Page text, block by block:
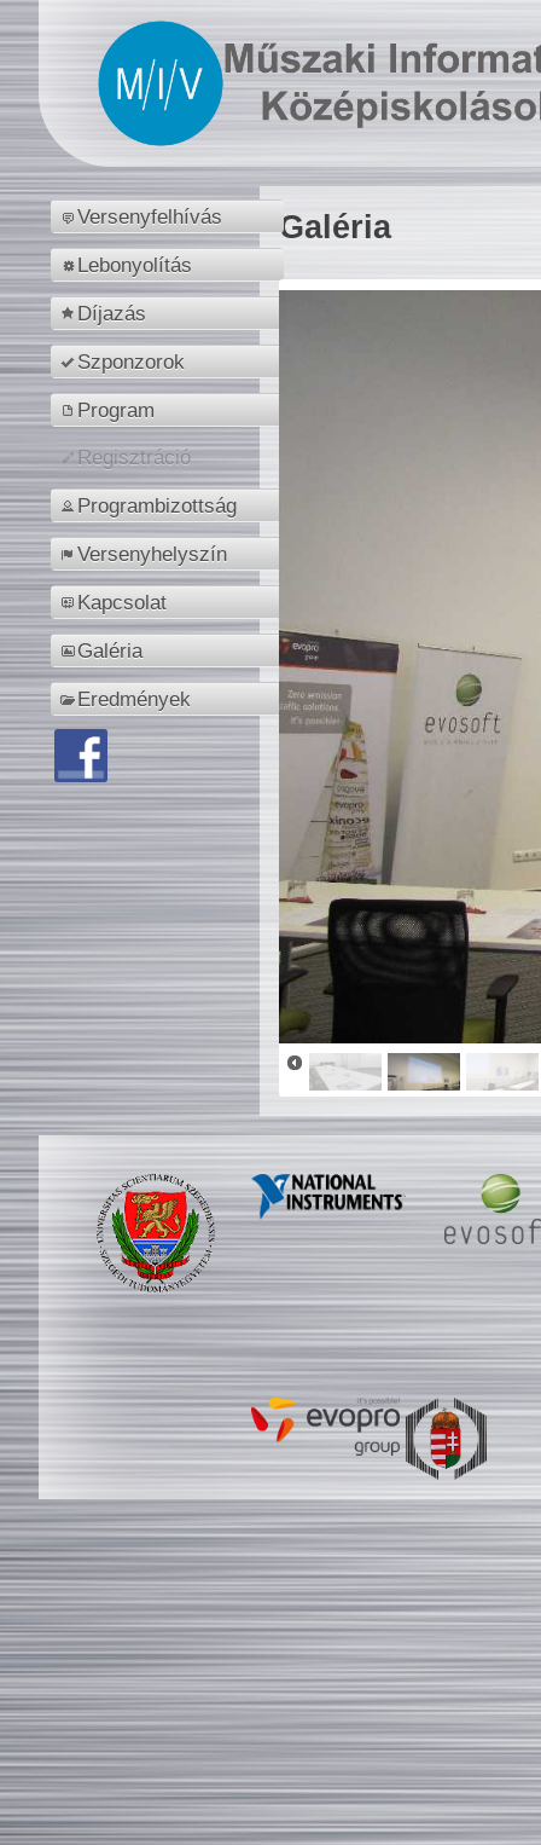
Versenyfelhívás
Lebonyolítás
Díjazás
Szponzorok
Program
Regisztráció
Programbizottság
Versenyhelyszín
Kapcsolat
Galéria
Eredmények
Galéria